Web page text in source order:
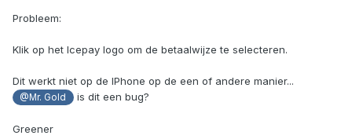
Probleem:
Klik op het Icepay logo om de betaalwijze te selecteren.
Dit werkt niet op de IPhone op de een of andere manier...
@Mr. Gold is dit een bug?
Greener